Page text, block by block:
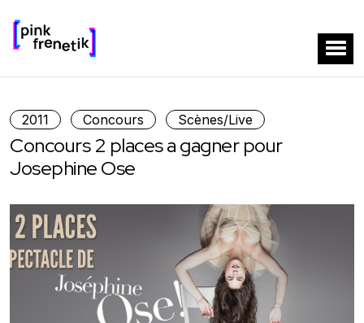
2011 Concours Scènes/Live
Concours 2 places a gagner pour
Josephine Ose